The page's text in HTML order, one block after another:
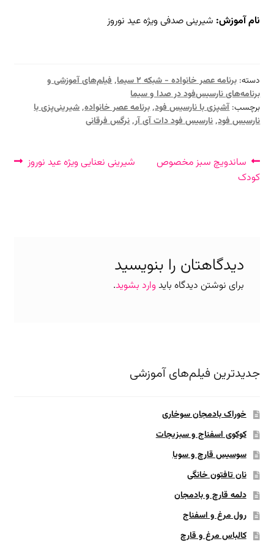
نام آموزش: شیرینی صدفی ویژه عید نوروز
دسته:برنامه عصر خانواده - شبکه ۲ سیما ٬فیلم‌های آموزشی و
برنامه‌های نارسیس‌فود در صدا و سیما
برچسب:آشپزی با نارسیس فود٬برنامه عصر خانواده٬شیرینی‌پزی با
نارسیس فود٬نارسیس فود دات آی آر٬نرگس فرقانی
راهبری
نوشته
نوشتهٔ
قبلی:
ساندویچ سبز مخصوص
کودک
نوشتهٔ
شیرینی نعنایی ویژه عید نوروز
دیدگاهتان را بنویسید
برای نوشتن دیدگاه بایدوارد بشوید.
جدیدترین فیلم‌های آموزشی
خوراک بادمجان سوخاری
کوکوی اسفناج و سبزیجات
سوسیس قارچ و سویا
نان تافتون خانگی
دلمه قارچ و بادمجان
رول مرغ و اسفناج
کالباس مرغ و قارچ